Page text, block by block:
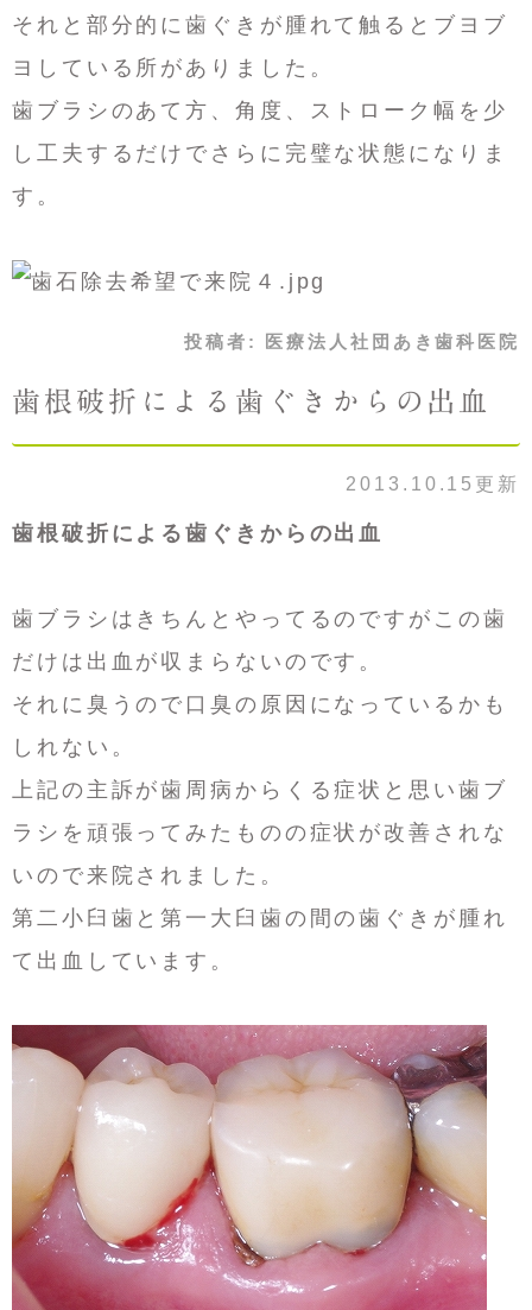
それと部分的に歯ぐきが腫れて触るとブヨブ
ヨしている所がありました。
歯ブラシのあて方、角度、ストローク幅を少
し工夫するだけでさらに完璧な状態になりま
す。
投稿者: 医療法人社団あき歯科医院
歯根破折による歯ぐきからの出血
2013.10.15更新
歯根破折による歯ぐきからの出血
歯ブラシはきちんとやってるのですがこの歯
だけは出血が収まらないのです。
それに臭うので口臭の原因になっているかも
しれない。
上記の主訴が歯周病からくる症状と思い歯ブ
ラシを頑張ってみたものの症状が改善されな
いので来院されました。
第二小臼歯と第一大臼歯の間の歯ぐきが腫れ
て出血しています。